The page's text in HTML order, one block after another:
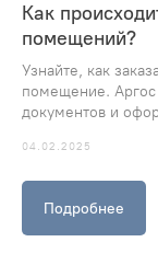
Как
помещений?
Узнайте, как
помещение.
документов и
04.02.2025
Подробнее